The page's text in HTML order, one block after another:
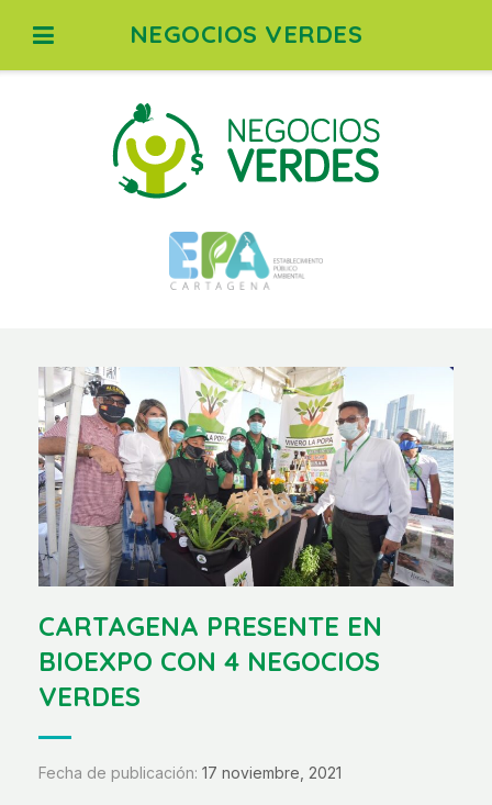
NEGOCIOS VERDES
CARTAGENA PRESENTE EN
BIOEXPO CON 4 NEGOCIOS
VERDES
Fecha de publicación: 17 noviembre, 2021